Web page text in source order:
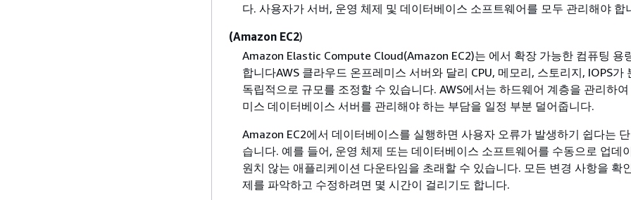
다. 사용자가 서버, 운영 체제 및 데이터베이스 소프트웨어를 모두 관리해야 합
(Amazon EC2)
Amazon Elastic Compute Cloud(Amazon EC2)는 에서 확장 가능한 컴퓨팅 용
합니다AWS 클라우드 온프레미스 서버와 달리 CPU, 메모리, 스토리지, IOPS가
독립적으로 규모를 조정할 수 있습니다. AWS에서는 하드웨어 계층을 관리하여
미스 데이터베이스 서버를 관리해야 하는 부담을 일정 부분 덜어줍니다.
Amazon EC2에서 데이터베이스를 실행하면 사용자 오류가 발생하기 쉽다는
습니다. 예를 들어, 운영 체제 또는 데이터베이스 소프트웨어를 수동으로 업데
원치 않는 애플리케이션 다운타임을 초래할 수 있습니다. 모든 변경 사항을 확
제를 파악하고 수정하려면 몇 시간이 걸리기도 합니다.